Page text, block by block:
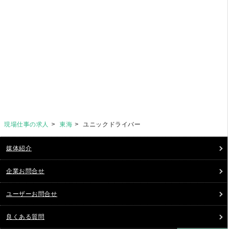
現場仕事の求人 東海 ユニックドライバー
媒体紹介
企業お問合せ
ユーザーお問合せ
良くある質問